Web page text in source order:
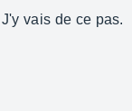
J'y vais de ce pas.